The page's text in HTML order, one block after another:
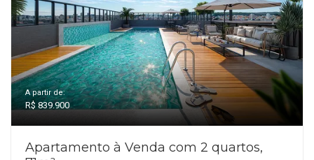
A partir de:
R$ 839.900
Apartamento à Venda com 2 quartos,